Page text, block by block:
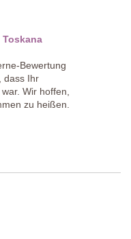
Toskana
Bewertung
dass Ihr
Wir hoffen,
zu heißen.